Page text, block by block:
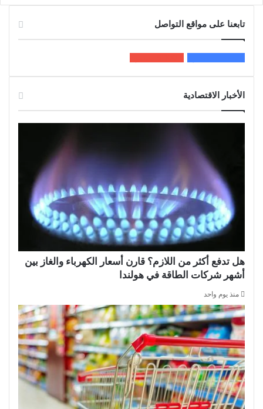
تابعنا على مواقع التواصل
الأخبار الاقتصادية
هل تدفع أكثر من اللازم؟ قارن أسعار الكهرباء والغاز بين
أشهر شركات الطاقة في هولندا
منذ يوم واحد